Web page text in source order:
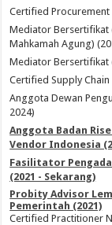
Certified Procurement
Mediator Bersertifikat
Mahkamah Agung)
Mediator Bersertifikat
Certified Supply Chain
Anggota Dewan
2024)
Anggota Badan
Vendor Indonesia
Fasilitator
(2021 - Sekarang)
Probity Advisor
Pemerintah (2021)
Certified Practitioner